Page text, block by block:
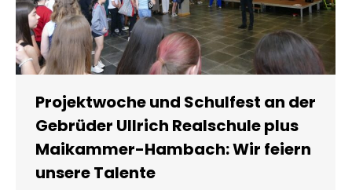
Projektwoche und Schulfest an der
Gebrüder Ullrich Realschule plus
Maikammer-Hambach: Wir feiern
unsere Talente